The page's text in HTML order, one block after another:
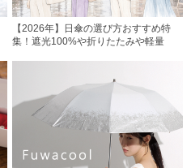
【2026年】日傘の選び方おすすめ特
集！遮光100%や折りたたみや軽量